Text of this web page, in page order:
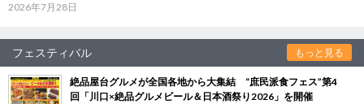
2026年7月28日
フェスティバル もっと見る
絶品屋台グルメが全国各地から大集結 “庶民派食フェス”第4
回「川口×絶品グルメビール＆日本酒祭り2026」を開催